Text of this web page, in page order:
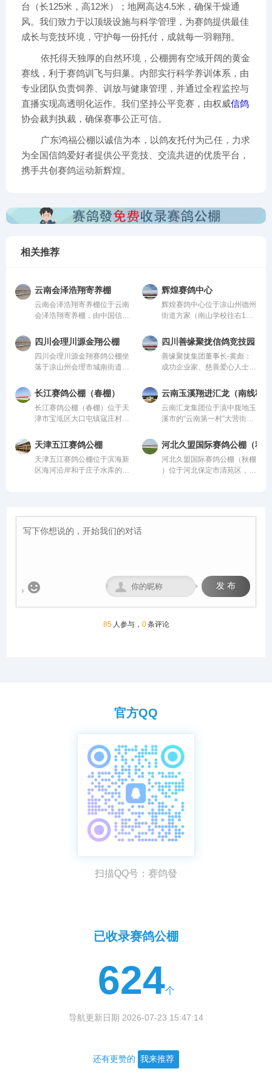
台（长125米，高12米）；地网高达4.5米，确保干燥通
风。我们致力于以顶级设施与科学管理，为赛鸽提供最佳
成长与竞技环境，守护每一份托付，成就每一羽翱翔。
依托得天独厚的自然环境，公棚拥有空域开阔的黄金
赛线，利于赛鸽训飞与归巢。内部实行科学养训体系，由
专业团队负责饲养、训放与健康管理，并通过全程监控与
直播实现高透明化运作。我们坚持公平竞赛，由权威信鸽
协会裁判执裁，确保赛事公正可信。
广东鸿福公棚以诚信为本，以鸽友托付为己任，力求
为全国信鸽爱好者提供公平竞技、交流共进的优质平台，
携手共创赛鸽运动新辉煌。
相关推荐
云南会泽浩翔寄养棚
云南会泽浩翔寄养棚位于云南
会泽浩翔寄养棚，由中国信鸽
内先进、科学合理的设计方案
进行建设，采用一体化钢架结
构，公棚长200米，宽28米，
高15米，可容纳20000多羽赛
均达到业内领先水平，为广大
鸽友创造一个心神向往的赛鸽
净地。
辉煌赛鸽中心
辉煌赛鸽中心位于凉山州德州
街道方家（南山学校往右1公
管。该公棚以国际、国内先
进、科学合理的设计方案进行
建设，采用一体化钢架结构，
公棚长200米，宽28米，高15
从配件设施到饲养团队，均达
到业内领先水平，为广大鸽友
创造一个心神向往的赛鸽净
地。
四川会理川源金翔公棚
四川会理川源金翔赛鸽公棚坐
落于凉山州会理市城南街道五
然氧吧，距城区仅4公里，
108国道直达，交通便捷。公
棚周边无高压线遮挡，视野开
阔、生态优越，是赛鸽饲养、
打造西南地区赛鸽标杆品牌。
四川善缘聚拢信鸽竞技园
善缘聚拢集团董事长-黄彪：
成功企业家、慈善爱心人士、
贫攻坚先进个人”。旗下拥有
新材料能源、 医疗健康、养
生酒业、信鸽竞技为核心板块
的多元化控股企业。始终坚
善”的发展理念。控股多家实
体公司，资金实力雄厚，为广
大鸽友竞翔比赛坐拥强大后
盾！
长江赛鸽公棚（春棚）
长江赛鸽公棚（春棚）位于天
津市宝坻区大口屯镇寇庄村西
管。该公棚以国际、国内先
进、科学合理的设计方案进行
建设，采用一体化钢架结构，
公棚长200米，宽28米，高15
创造一个心神向往的赛鸽净
地。
云南玉溪翔进汇龙（南线秋
云南汇龙集团位于滇中腹地玉
溪市的“云南第一村”大营街工
路四公里，交通便捷。
天津五江赛鸽公棚
天津五江赛鸽公棚位于滨海新
区海河沿岸和于庄子水库的生
所。
河北久盟国际赛鸽公棚（秋
河北久盟国际赛鸽公棚（秋棚​​​​​​​
）位于河北保定市清苑区，由
 发 布

85 人参与， 0条评论
官方QQ
扫描QQ号：赛鸽發
已收录赛鸽公棚
624个
导航更新日期 2026-07-23 15:47:14
还有更赞的 我来推荐